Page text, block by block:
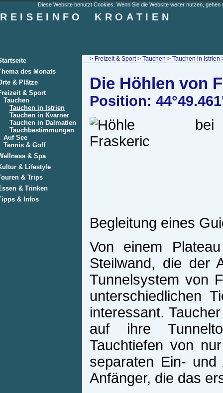
Diese Website benutzt Cookies. Wenn Sie die Website weiter nutzen,
REISEINFO KROATIEN
des Monats
& Plätze
& Sport
Tauchen
Tauchen in Istrien
Tauchen in Kvarner
Tauchen in Dalmatien
Tauchbestimmungen
Auf See
Tennis & Golf
& Spa
& Lifestyle
& Trips
& Trinken
& Infos
> Freizeit & Sport> Tauchen > Tauchen in Istrien
Die Höhlen von
Position:
Begleitung eines
Von einem
Steilwand, die der
Tunnelsystem von
unterschiedlichen
interessant.
auf ihre
Tauchtiefen von
separaten Ein-
Anfänger, die das